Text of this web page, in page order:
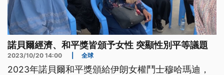
諾貝爾經濟、和平獎皆頒予女性 突顯性別平等議題
2023/10/20 14:00 全球
2023年諾貝爾和平獎頒給伊朗女權鬥士穆哈瑪迪，